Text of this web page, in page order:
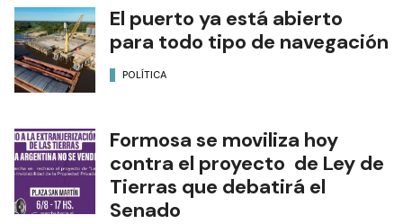
El puerto ya está abierto
para todo tipo de navegación
POLÍTICA
Formosa se moviliza hoy
contra el proyecto de Ley de
Tierras que debatirá el
Senado